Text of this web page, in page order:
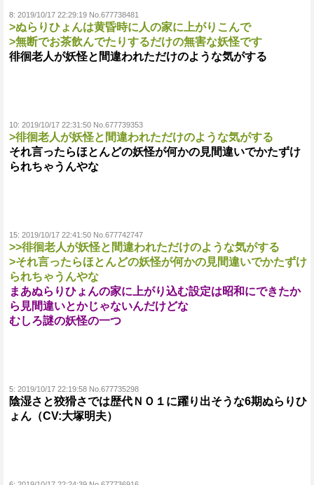
8: 2019/10/17 22:29:19 No.677738481
>ぬらりひょんは黄昏時に人の家に上がりこんで
>無断でお茶飲んでたりするだけの無害な妖怪です
徘徊老人が妖怪と間違われただけのような気がする
10: 2019/10/17 22:31:50 No.677739353
>徘徊老人が妖怪と間違われただけのような気がする
それ言ったらほとんどの妖怪が何かの見間違いでかたずけ
られちゃうんやな
15: 2019/10/17 22:41:50 No.677742747
>>徘徊老人が妖怪と間違われただけのような気がする
>それ言ったらほとんどの妖怪が何かの見間違いでかたずけ
られちゃうんやな
まあぬらりひょんの家に上がり込む設定は昭和にできたか
ら見間違いとかじゃないんだけどな
むしろ謎の妖怪の一つ
5: 2019/10/17 22:19:58 No.677735298
陰湿さと狡猾さでは歴代ＮＯ１に躍り出そうな6期ぬらりひ
ょん（CV:大塚明夫）